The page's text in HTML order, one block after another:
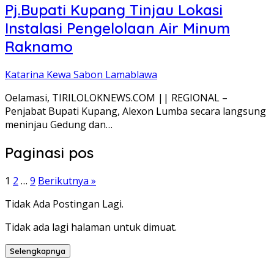
Pj.Bupati Kupang Tinjau Lokasi
Instalasi Pengelolaan Air Minum
Raknamo
Katarina Kewa Sabon Lamablawa
Oelamasi, TIRILOLOKNEWS.COM || REGIONAL –
Penjabat Bupati Kupang, Alexon Lumba secara langsung
meninjau Gedung dan…
Paginasi pos
1 2 … 9 Berikutnya »
Tidak Ada Postingan Lagi.
Tidak ada lagi halaman untuk dimuat.
Selengkapnya